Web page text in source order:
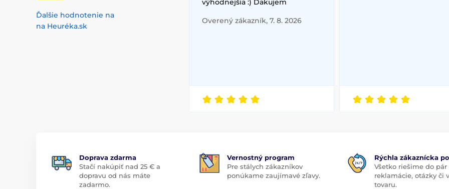
Ďalšie hodnotenie na
na Heuréka.sk
výhodnejšia :) Ďakujem
Overený zákazník, 7. 8. 2026
Doprava zdarma
Stačí nakúpiť nad 25 € a
dopravu od nás máte
zadarmo.
Vernostný program
Pre stálych zákazníkov
ponúkame zaujímavé zľavy.
Rýchla zákaznícka
Všetko riešime do pár
reklamácie, otázky či
tovaru.